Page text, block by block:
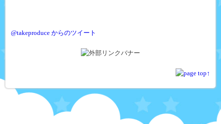
@takeproduce からのツイート